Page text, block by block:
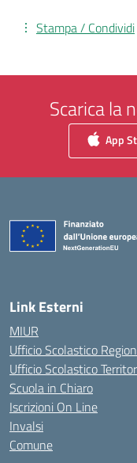
Stampa / Condividi
Scarica la
App
Link Esterni
MIUR
Ufficio Scolastico
Ufficio Scolastico
Scuola in Chiaro
Iscrizioni On Line
Invalsi
Comune